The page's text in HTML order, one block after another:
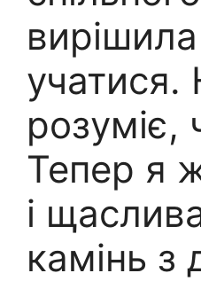
учатися.
розуміє,
Тепер я
і
камінь з